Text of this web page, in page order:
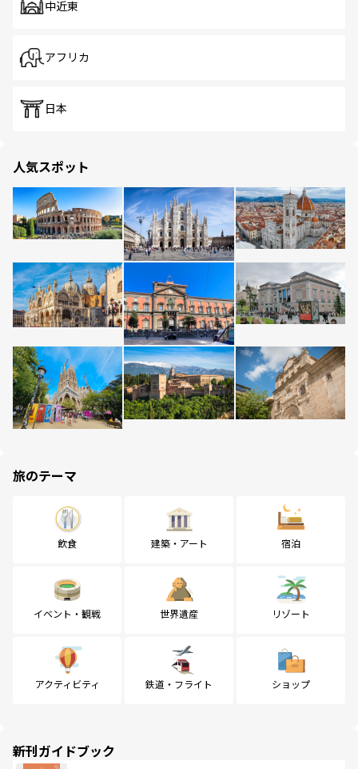
中近東
アフリカ
日本
人気スポット
旅のテーマ
飲食 建築・アート 宿泊
イベント・観戦 世界遺産 リゾート
アクティビティ 鉄道・フライト ショップ
新刊ガイドブック